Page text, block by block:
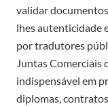
validar
lhes autenticidade
por tradutores
Juntas Comerciais
indispensável em
diplomas,